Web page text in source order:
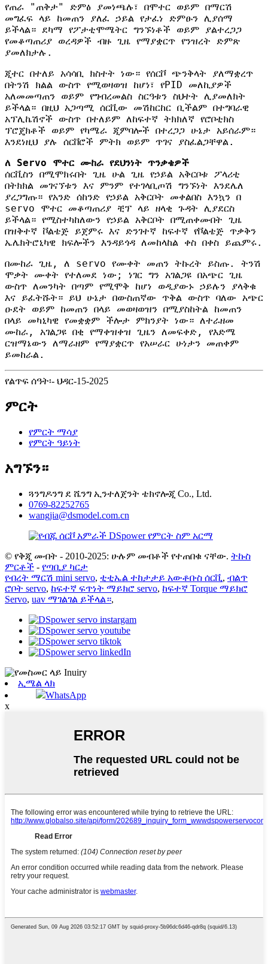
የጠራ "ጠቅታ" ድምፅ ያመነጫሉ፣ በሞተር ወይም በማርሽ
መግፈፍ ላይ ከመጠን ያለፈ ኃይል የታፈነ ድምፁን ሊያሰማ
ይችላል። ደካማ የፖታቲሞሜትር ግንኙነቶች ወይም ያልተረጋጋ
የመቆጣጠሪያ ወረዳዎች ብዙ ጊዜ የማያቋርጥ የንዝረት ድምጽ
ያመለክታሉ.
ጂተር በተለይ አሳሳቢ ክስተት ነው። የሰርቮ ጭንቅላት ያለማቋረጥ
በትንሽ ክልል ውስጥ የሚወዛወዝ ከሆነ፣ የPID መለኪያዎች
አለመመጣጠን ወይም የግብረመልስ ስርዓቱን ስህተት ሊያመለክት
ይችላል። በዚህ አጋጣሚ ሰርቪው መሽከርከር ቢችልም በተግባራዊ
አፕሊኬሽኖች ውስጥ በተለይም ለከፍተኛ ትክክለኛ የሮቦቲክስ
ፕሮጄክቶች ወይም የካሜራ ጂምባሎች በተረጋጋ ሁኔታ አይሰራም።
እንደነዚህ ያሉ ሰርቨሮች ምትክ ወይም ጥገና ያስፈልጋቸዋል.
ለ Servo ሞተር ሙከራ የደህንነት ጥንቃቄዎች
ሰርቪስን በሚሞክሩበት ጊዜ ሁል ጊዜ የኃይል አቅርቦቱ ፖላሪቲ
በትክክል መገናኘቱን እና ምንም የተገላቢጦሽ ግንኙነት እንደሌለ
ያረጋግጡ። የአንድ ሰከንድ የኃይል አቅርቦት መቀልበስ እንኳን በ
servo ሞተር መቆጣጠሪያ ቺፕ ላይ ዘላቂ ጉዳት ሊያደርስ
ይችላል። የሚስተካከለውን የኃይል አቅርቦት በሚጠቀሙበት ጊዜ
በዝቅተኛ ቮልቴጅ ይጀምሩ እና ድንገተኛ ከፍተኛ የቮልቴጅ ጥቃቅን
ኤሌክትሮኒካዊ ክፍሎችን እንዳይጎዳ ለመከላከል ቀስ በቀስ ይጨምሩ.
በሙከራ ጊዜ, ለ servo የሙቀት መጠን ትኩረት ይስጡ. ትንሽ
ሞቃት ሙቀት የተለመደ ነው; ነገር ግን አገልጋዩ በአጭር ጊዜ
ውስጥ ለመንካት በጣም የሚሞቅ ከሆነ ወዲያውኑ ኃይሉን ያላቅቁ
እና ይፈትሹት። ይህ ሁኔታ በውስጠኛው ጥቅል ውስጥ ባለው አጭር
ዑደት ወይም ከመጠን በላይ መወዛወዝን በሚያስከትል ከመጠን
በላይ መካኒካዊ የመቋቋም ችሎታ ምክንያት ነው። ለተራዘመ
ሙከራ, አገልጋዩ በቂ የማቀዝቀዝ ጊዜን ለመፍቀድ, የእድሜ
ርዝማኔውን ለማራዘም የማያቋርጥ የአሠራር ሁነታን መጠቀም
ይመከራል.
የልጥፍ ሰዓት፡- ህዳር-15-2025
ምርት
የምርት ማሳያ
የምርት ዓይነት
አግኙን።
ጓንግዶንግ ደ ሼንግ ኢንተለጀንት ቴክኖሎጂ Co., Ltd.
0769-82252765
wangjia@dsmodel.com.cn
© የቅጂ መብት - 2010-2025: ሁሉም መብቶች የተጠበቁ ናቸው. ትኩስ
ምርቶች - የጣቢያ ካርታ
የብረት ማርሽ mini servo, ቲቲኤል ተከታታይ አውቶቡስ ሰርቪ, ብልጥ
ሮቦት servo, ከፍተኛ ፍጥነት ማይክሮ servo, ከፍተኛ Torque ማይክሮ
Servo, uav ማገልገል ይችላል።,
ኢሜል ላክ
WhatsApp
x